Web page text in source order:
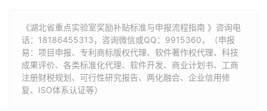
《湖北省重点实验室奖励补贴标准与申报流程指南 》咨询电
话： 18186455313，咨询微信或QQ：9915360，（申报
易：项目申报、专利商标版权代理、软件著作权代理、科技
成果评价、各类标准化代理、软件开发、商业计划书、工商
注册财税规划、可行性研究报告、两化融合、企业信用修
复、ISO体系认证等）